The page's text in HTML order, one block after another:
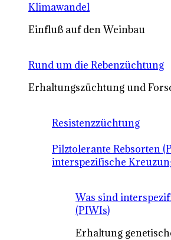
Klimawandel
Einfluß auf den Weinbau
Rund um die Rebenzüchtung
Erhaltungszüchtung und
Resistenzzüchtung
Pilztolerante Rebsorten
interspezifische
Was sind
(PIWIs)
Erhaltung